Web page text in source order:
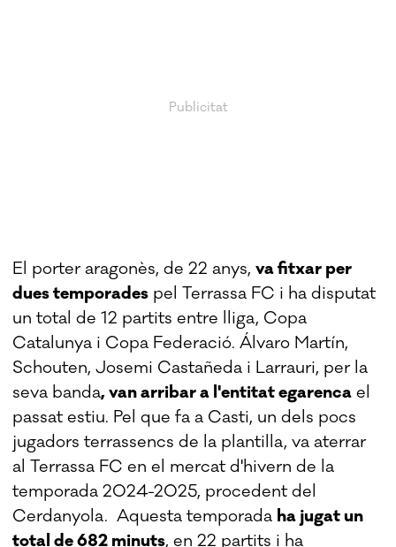
El porter aragonès, de 22 anys,va fitxar per
dues temporades pel Terrassa FC i ha disputat
un total de 12 partits entre lliga, Copa
Catalunya i Copa Federació. Álvaro Martín,
Schouten, Josemi Castañeda i Larrauri, per la
seva banda, van arribar a l'entitat egarenca el
passat estiu. Pel que fa a Casti, un dels pocs
jugadors terrassencs de la plantilla, va aterrar
al Terrassa FC en el mercat d'hivern de la
temporada 2024-2025, procedent del
Cerdanyola. Aquesta temporada ha jugat un
total de 682 minuts, en 22 partits i ha